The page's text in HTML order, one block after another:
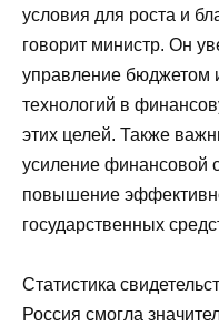
условия для роста и
говорит министр. Он
управление бюджетом
технологий в
этих целей. Также
усиление финансовой
повышение
государственных
Статистика
Россия смогла